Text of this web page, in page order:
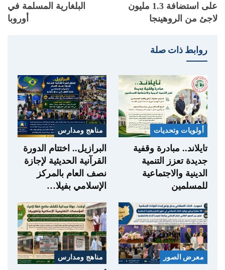
على استضافة 1.3 مليون
لاجئ من الروهينجا
البلغارية المسلمة في
أوروبا
روابط ذات صلة
أولويات وتحديات
تايلاند.. مبادرة وقفية
جديدة تعزز التنمية
الدينية والاجتماعية
للمسلمين
مناهج ومدارس
البرازيل.. اختتام الدورة
القرآنية الحديثية لإجازة
نصف العام بالمركز
الإسلامي بفيلا…
معرض الصور مناهج ومدارس